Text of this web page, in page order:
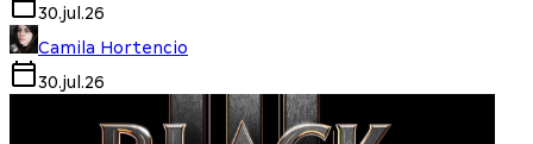
30.jul.26
Camila Hortencio
30.jul.26